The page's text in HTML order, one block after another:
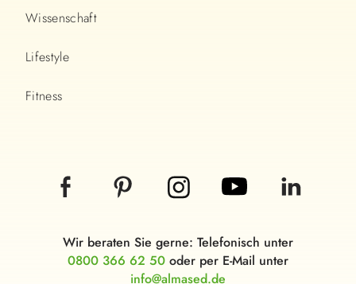
Wissenschaft
Lifestyle
Fitness
Wir beraten Sie gerne: Telefonisch unter
0800 366 62 50 oder per E-Mail unter
info@almased.de